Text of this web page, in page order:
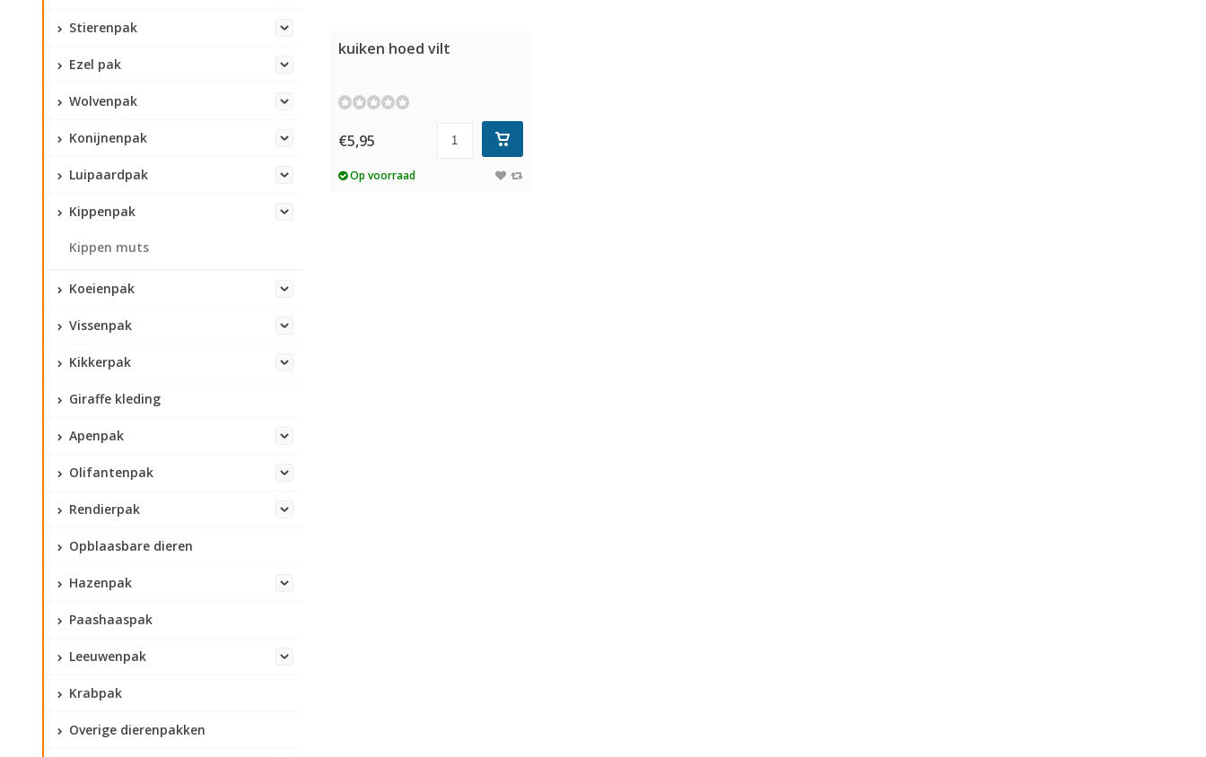
Stierenpak
Ezel pak
Wolvenpak
Konijnenpak
Luipaardpak
Kippenpak
Kippen muts
Koeienpak
Vissenpak
Kikkerpak
Giraffe kleding
Apenpak
Olifantenpak
Rendierpak
Opblaasbare dieren
Hazenpak
Paashaaspak
Leeuwenpak
Krabpak
Overige dierenpakken
kuiken hoed vilt
€5,95
Op voorraad